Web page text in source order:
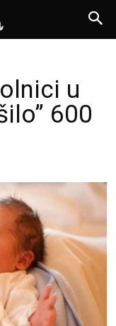
u
600